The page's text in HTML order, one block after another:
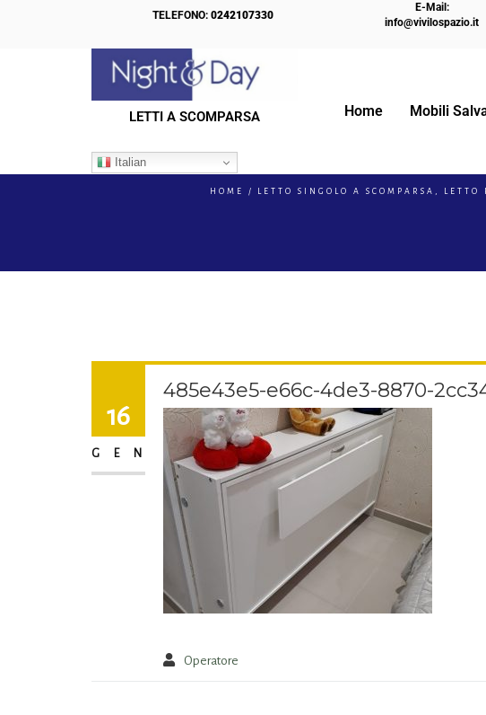
TELEFONO:0242107330
E-Mail:
info@vivilospazio.it
LETTI A SCOMPARSA
Italian
Home Mobili
IL NOSTRO BLOG!
HOME LETTO SINGOLO A SCOMPARSA,
16
GEN
485e43e5-e66c-4de3-8870-
Operatore